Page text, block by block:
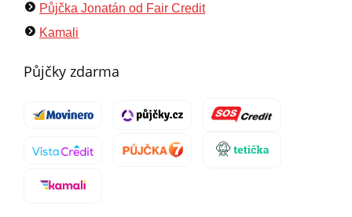
Půjčka Jonatán od Fair Credit
Kamali
Půjčky zdarma